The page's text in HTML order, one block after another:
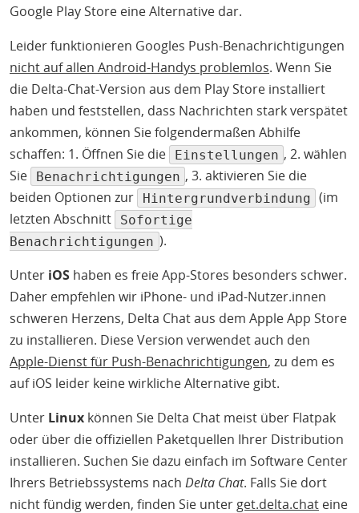
Google Play Store eine Alternative dar.
Leider funktionieren Googles Push-Benachrichtigungen
nicht auf allen Android-Handys problemlos. Wenn Sie
die Delta-Chat-Version aus dem Play Store installiert
haben und feststellen, dass Nachrichten stark verspätet
ankommen, können Sie folgendermaßen Abhilfe
schaffen: 1. Öffnen Sie die
Einstellungen , 2. wählen
Sie
Benachrichtigungen , 3. aktivieren Sie die
beiden Optionen zur
Hintergrundverbindung (im
letzten Abschnitt
Sofortige
Benachrichtigungen ).
Unter iOS haben es freie App-Stores besonders schwer.
Daher empfehlen wir iPhone- und iPad-Nutzer.innen
schweren Herzens, Delta Chat aus dem Apple App Store
zu installieren. Diese Version verwendet auch den
Apple-Dienst für Push-Benachrichtigungen, zu dem es
auf iOS leider keine wirkliche Alternative gibt.
Unter Linux können Sie Delta Chat meist über Flatpak
oder über die offiziellen Paketquellen Ihrer Distribution
installieren. Suchen Sie dazu einfach im Software Center
Ihrers Betriebssystems nach Delta Chat. Falls Sie dort
nicht fündig werden, finden Sie unter get.delta.chat eine